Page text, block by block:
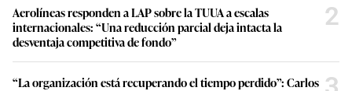
Aerolíneas responden a LAP sobre la TUUA a escalas
internacionales: “Una reducción parcial deja intacta la
desventaja competitiva de fondo”
2
“La organización está recuperando el tiempo perdido”: Carlos